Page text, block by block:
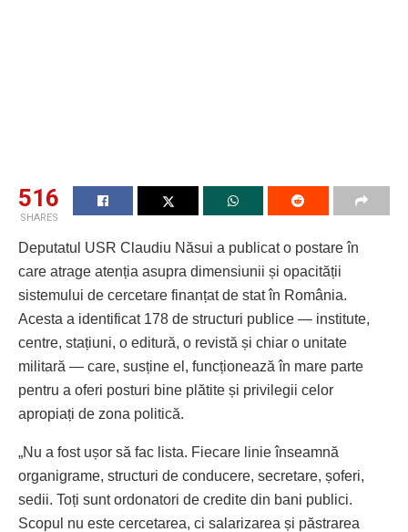
516
SHARES
Deputatul USR Claudiu Năsui a publicat o postare în
care atrage atenția asupra dimensiunii și opacității
sistemului de cercetare finanțat de stat în România.
Acesta a identificat 178 de structuri publice — institute,
centre, stațiuni, o editură, o revistă și chiar o unitate
militară — care, susține el, funcționează în mare parte
pentru a oferi posturi bine plătite și privilegii celor
apropiați de zona politică.
„Nu a fost ușor să fac lista. Fiecare linie înseamnă
organigrame, structuri de conducere, secretare, șoferi,
sedii. Toți sunt ordonatori de credite din bani publici.
Scopul nu este cercetarea, ci salarizarea și păstrarea